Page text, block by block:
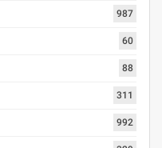
987
60
88
311
992